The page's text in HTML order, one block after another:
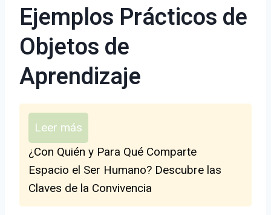
Ejemplos Prácticos de
Objetos de
Aprendizaje
Leer más
¿Con Quién y Para Qué Comparte
Espacio el Ser Humano? Descubre las
Claves de la Convivencia